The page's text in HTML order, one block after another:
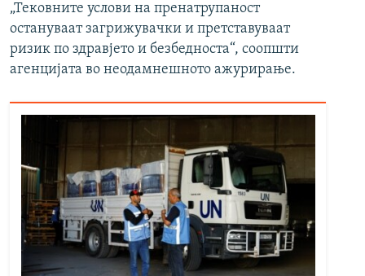
„Тековните услови на пренатрупаност
остануваат загрижувачки и претставуваат
ризик по здравјето и безбедноста“, соопшти
агенцијата во неодамнешното ажурирање.